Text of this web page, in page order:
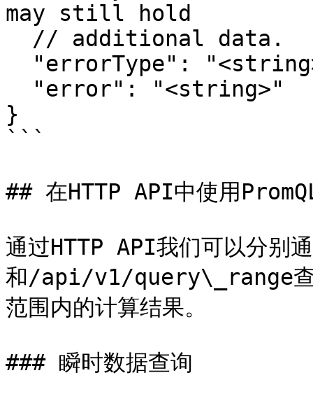
may still hold
}
```
## 在HTTP API中使用
通过HTTP API我们可以分
和/api/v1/query\_range查
范围内的计算结果。
### 瞬时数据查询